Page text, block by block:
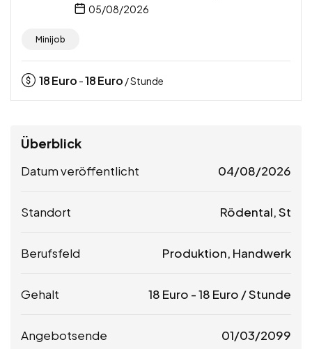
05/08/2026
Minijob
18Euro -18Euro / Stunde
Überblick
Datum veröffentlicht 04/08/2026
Standort Rödental, St
Berufsfeld Produktion, Handwerk
Gehalt 18 Euro -18 Euro / Stunde
Angebotsende 01/03/2099